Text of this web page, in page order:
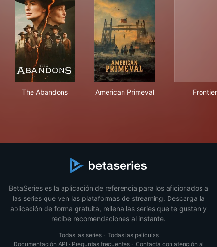
The Abandons American Primeval Frontier
BetaSeries es la aplicación de referencia para los aficionados a
las series que ven las plataformas de streaming. Descarga la
aplicación de forma gratuita, rellena las series que te gustan y
recibe recomendaciones al instante.
Todas las series· Todas las películas
Documentación API · Preguntas frecuentes· Contacta con atención al